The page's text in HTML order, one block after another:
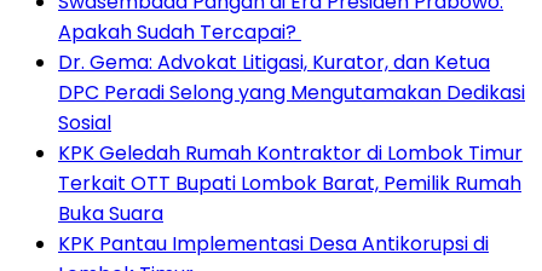
Apakah Sudah Tercapai?
Dr. Gema: Advokat Litigasi, Kurator, dan Ketua
DPC Peradi Selong yang Mengutamakan Dedikasi
Sosial
KPK Geledah Rumah Kontraktor di Lombok Timur
Terkait OTT Bupati Lombok Barat, Pemilik Rumah
Buka Suara
KPK Pantau Implementasi Desa Antikorupsi di